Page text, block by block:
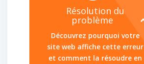
Résolution du
problème
Découvrez pourquoi votre
site web affiche cette erreur
et comment la résoudre en